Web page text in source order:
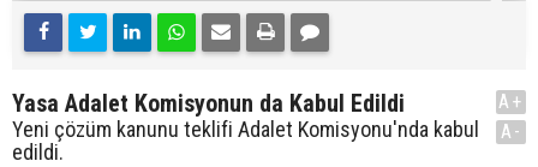
Yasa Adalet Komisyonun da Kabul Edildi
Yeni çözüm kanunu teklifi Adalet Komisyonu'nda kabul
edildi.
A+
A-